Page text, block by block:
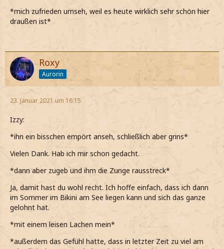
*mich zufrieden umseh, weil es heute wirklich sehr schön hier
draußen ist*
Roxy
Aurorin
23. Januar 2021 um 16:15
Izzy:
*ihn ein bisschen empört anseh, schließlich aber grins*
Vielen Dank. Hab ich mir schon gedacht.
*dann aber zugeb und ihm die Zunge rausstreck*
Ja, damit hast du wohl recht. Ich hoffe einfach, dass ich dann
im Sommer im Bikini am See liegen kann und sich das ganze
gelohnt hat.
*mit einem leisen Lachen mein*
*außerdem das Gefühl hatte, dass in letzter Zeit zu viel am